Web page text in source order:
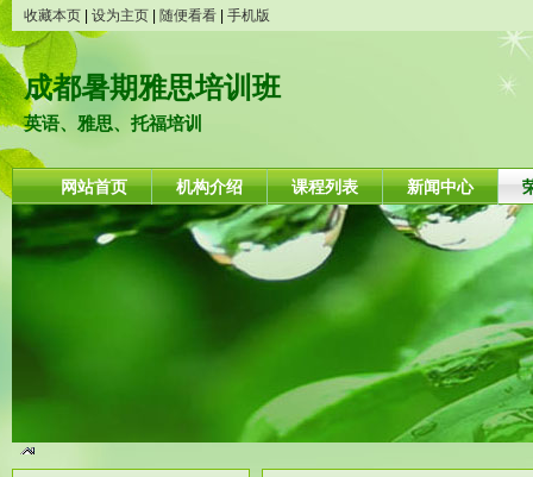
收藏本页 设为主页 随便看看 手机版
成都暑期雅思培训班
英语、雅思、托福培训
网站首页 机构介绍 课程列表 新闻中心